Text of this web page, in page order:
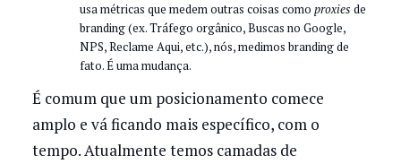
usa métricas que medem outras coisas como proxies de
branding (ex. Tráfego orgânico, Buscas no Google,
NPS, Reclame Aqui, etc.), nós, medimos branding de
fato. É uma mudança.
É comum que um posicionamento comece
amplo e vá ficando mais específico, com o
tempo. Atualmente temos camadas de